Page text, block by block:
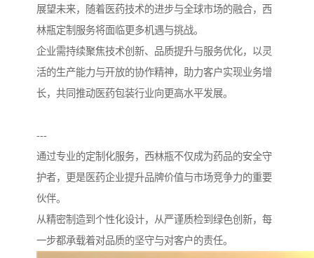
展望未来，随着医药技术的进步与全球市场的融合，西
林瓶定制服务将面临更多机遇与挑战。
企业需持续聚焦技术创新、品质提升与服务优化，以灵
活的生产能力与开放的协作精神，助力客户实现业务增
长，共同推动医药包装行业向更高水平发展。
---
通过专业的定制化服务，西林瓶不仅成为药品的安全守
护者，更是医药企业提升品牌价值与市场竞争力的重要
伙伴。
从精密制造到个性化设计，从严谨质检到绿色创新，每
一步都承载着对品质的坚守与对客户的责任。